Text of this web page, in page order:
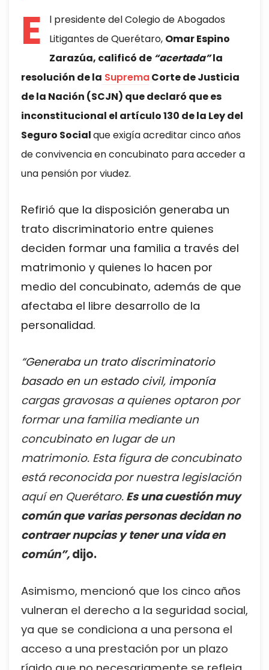
E
l presidente del Colegio de Abogados
Litigantes de Querétaro, Omar Espino
Zarazúa, calificó de “acertada”la
resolución de la SupremaCorte de Justicia
de la Nación (SCJN) que declaró que es
inconstitucional el artículo 130 de la Ley del
Seguro Socialque exigía acreditar cinco años
de convivencia en concubinato para acceder a
una pensión por viudez.
Refirió que la disposición generaba un
trato discriminatorio entre quienes
deciden formar una familia a través del
matrimonio y quienes lo hacen por
medio del concubinato, además de que
afectaba el libre desarrollo de la
personalidad.
“Generaba un trato discriminatorio
basado en un estado civil, imponía
cargas gravosas a quienes optaron por
formar una familia mediante un
concubinato en lugar de un
matrimonio. Esta figura de concubinato
está reconocida por nuestra legislación
aquí en Querétaro. Es una cuestión muy
común que varias personas decidan no
contraer nupcias y tener una vida en
común”, dijo.
Asimismo, mencionó que los cinco años
vulneran el derecho a la seguridad social,
ya que se condiciona a una persona el
acceso a una prestación por un plazo